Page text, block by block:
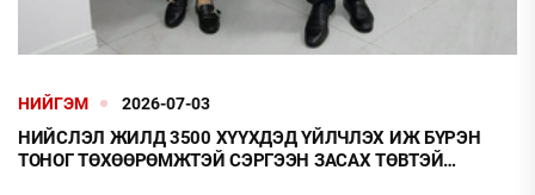
НИЙГЭМ 2026-07-03
НИЙСЛЭЛ ЖИЛД 3500 ХҮҮХДЭД ҮЙЛЧЛЭХ ИЖ БҮРЭН
ТОНОГ ТӨХӨӨРӨМЖТЭЙ СЭРГЭЭН ЗАСАХ ТӨВТЭЙ